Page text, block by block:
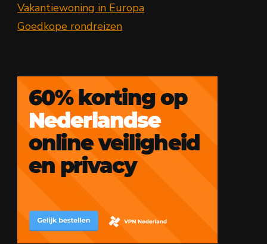
Vakantiewoning in Europa
Goedkope rondreizen